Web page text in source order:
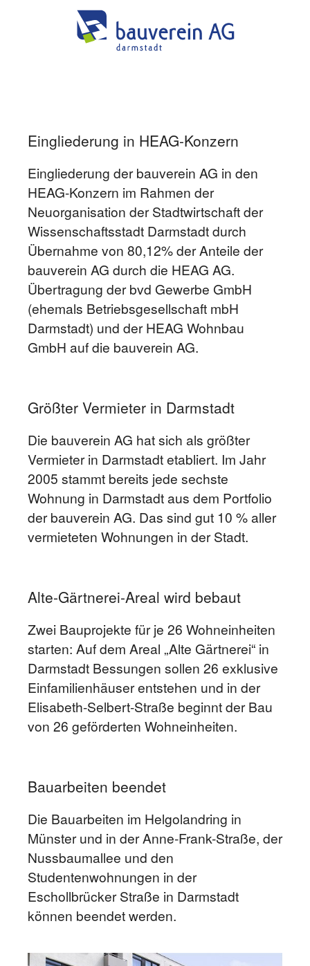
Eingliederung in HEAG-Konzern
Eingliederung der bauverein AG in den
HEAG-Konzern im Rahmen der
Neuorganisation der Stadtwirtschaft der
Wissenschaftsstadt Darmstadt durch
Übernahme von 80,12% der Anteile der
bauverein AG durch die HEAG AG.
Übertragung der bvd Gewerbe GmbH
(ehemals Betriebsgesellschaft mbH
Darmstadt) und der HEAG Wohnbau
GmbH auf die bauverein AG.
Größter Vermieter in Darmstadt
Die bauverein AG hat sich als größter
Vermieter in Darmstadt etabliert. Im Jahr
2005 stammt bereits jede sechste
Wohnung in Darmstadt aus dem Portfolio
der bauverein AG. Das sind gut 10 % aller
vermieteten Wohnungen in der Stadt.
Alte-Gärtnerei-Areal wird bebaut
Zwei Bauprojekte für je 26 Wohneinheiten
starten: Auf dem Areal „Alte Gärtnerei“ in
Darmstadt Bessungen sollen 26 exklusive
Einfamilienhäuser entstehen und in der
Elisabeth-Selbert-Straße beginnt der Bau
von 26 geförderten Wohneinheiten.
Bauarbeiten beendet
Die Bauarbeiten im Helgolandring in
Münster und in der Anne-Frank-Straße, der
Nussbaumallee und den
Studentenwohnungen in der
Eschollbrücker Straße in Darmstadt
können beendet werden.